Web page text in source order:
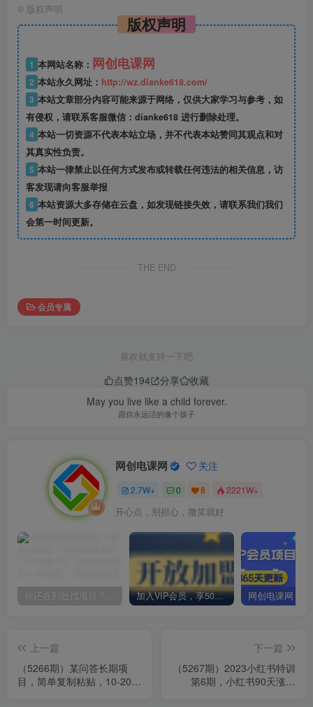
© 版权声明
版权声明
1 本网站名称： 网创电课网
2 本站永久网址： http://wz.dianke618.com/
3 本站文章部分内容可能来源于网络，仅供大家学习与参考，如
有侵权，请联系客服微信：dianke618 进行删除处理。
4 本站一切资源不代表本站立场，并不代表本站赞同其观点和对
其真实性负责。
5 本站一律禁止以任何方式发布或转载任何违法的相关信息，访
客发现请向客服举报
6 本站资源大多存储在云盘，如发现链接失效，请联系我们我们
会第一时间更新。
THE END
会员专属
喜欢就支持一下吧
点赞194 分享
收藏
May you live like a child forever.
愿你永远活的像个孩子
网创电课网 关注
2.7W+ 0 8 2221W+
开心点，别担心，微笑就好
加入VIP会员，享50%的推广提成，免费学习多种网上创业课程，菜鸟秒变大神！
上一篇
（5266期）某问答长期项
目，简单复制粘贴，10-20/
下一篇
（5267期）2023小红书特训
第6期，小红书90天涨粉